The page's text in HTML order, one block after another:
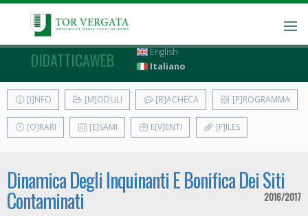
DIDATTICAWEB
English
Italiano
[I]NFO [M]ODULI [B]ACHECA [P]ROGRAMMA
[O]RARI [E]SAMI E[V]ENTI [F]ILES
Dinamica Degli Inquinanti E Bonifica Dei Siti
Contaminati 2016/2017